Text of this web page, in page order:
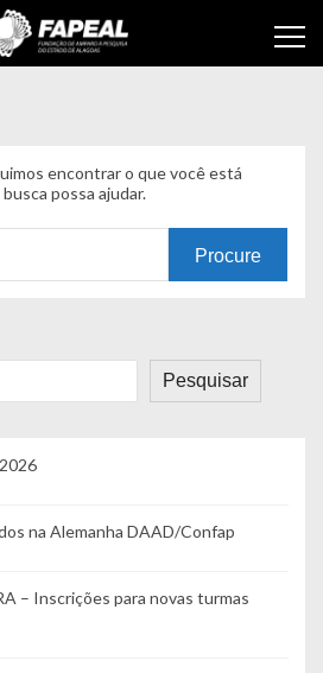
encontrar o que você está
possa ajudar.
Pesquisar
na Alemanha DAAD/Confap
– Inscrições para novas turmas